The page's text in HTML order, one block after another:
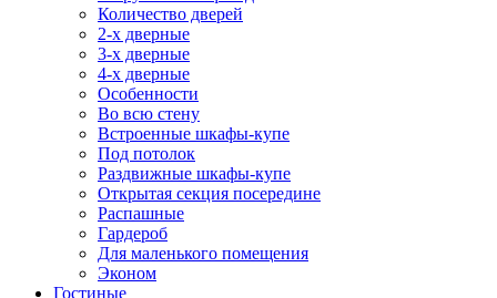
Количество дверей
2-х дверные
3-х дверные
4-х дверные
Особенности
Во всю стену
Встроенные шкафы-купе
Под потолок
Раздвижные шкафы-купе
Открытая секция посередине
Распашные
Гардероб
Для маленького помещения
Эконом
Гостиные